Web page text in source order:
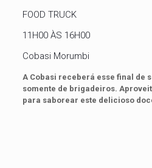
FOOD TRUCK
11H00 ÀS 16H00
Cobasi Morumbi
A Cobasi receberá esse final de
somente de brigadeiros.
para saborear este delicioso